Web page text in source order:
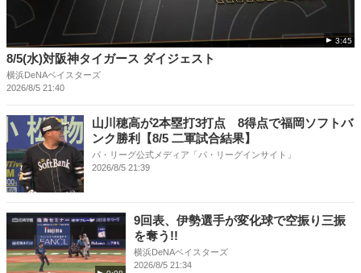
3:45
8/5(水)対阪神タイガース ダイジェスト
横浜DeNAベイスターズ
2026/8/5 21:40
山川穂高が2本塁打3打点 8得点で福岡ソフトバ
ンク勝利【8/5 二軍試合結果】
パ・リーグ公式メディア「パ・リーグインサイト」
2026/8/5 21:39
9回表、伊勢選手が変化球で空振り三振
を奪う!!
横浜DeNAベイスターズ
2026/8/5 21:34